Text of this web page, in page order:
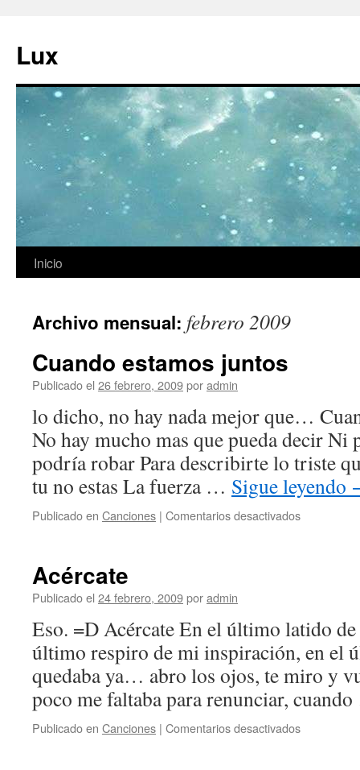
contenido
Lux
Inicio
Archivo mensual: febrero 2009
Cuando estamos juntos
Publicado el 26 febrero, 2009poradmin
lo dicho, no hay nada mejor que…
No hay mucho mas que pueda decir Ni
podría robar Para describirte lo triste
tu no estas La fuerza … Sigue leyendo
Publicado en Canciones | Comentarios desactivadosen
Acércate
Publicado el 24 febrero, 2009poradmin
Eso. =D Acércate En el último latido
último respiro de mi inspiración, en el
quedaba ya… abro los ojos, te miro y
poco me faltaba para renunciar,
Publicado en Canciones | Comentarios desactivadosen